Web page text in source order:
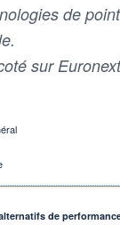
de
sur
de